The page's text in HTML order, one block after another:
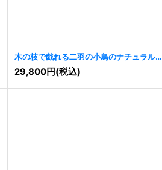
木の枝で戯れる二羽の小鳥のナチュラルロ
ゴ[ 11415]
29,800円(税込)